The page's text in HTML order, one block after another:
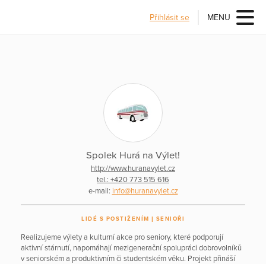
Přihlásit se MENU
Spolek Hurá na Výlet!
http://www.huranavylet.cz
tel.: +420 773 515 616
e-mail: info@huranavylet.cz
LIDÉ S POSTIŽENÍM SENIOŘI
Realizujeme výlety a kulturní akce pro seniory, které podporují
aktivní stárnutí, napomáhají mezigenerační spolupráci dobrovolníků
v seniorském a produktivním či studentském věku. Projekt přináší